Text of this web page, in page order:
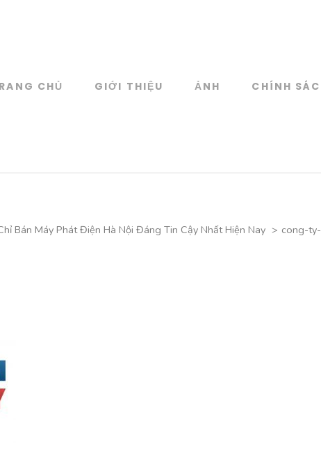
CHỦ GIỚI THIỆU ẢNH CHÍNH
Bán Máy Phát Điện Hà Nội Đáng Tin Cậy Nhất Hiện Nay > cong-